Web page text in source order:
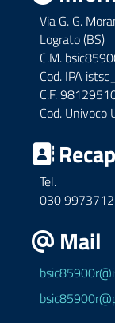
Via G. G.
Lograto (BS)
C.M.
Cod. IPA
C.F.
Cod. Univoco
Tel.
030 9973712
Mail